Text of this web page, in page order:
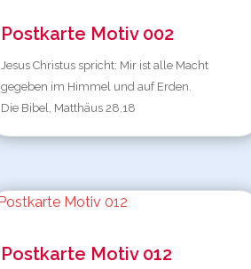
Postkarte Motiv 002
Jesus Christus spricht: Mir ist alle Macht
gegeben im Himmel und auf Erden.
Die Bibel, Matthäus 28,18
Postkarte Motiv 012